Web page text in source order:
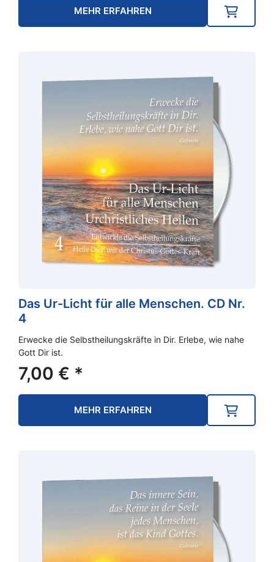
MEHR ERFAHREN
Das Ur-Licht für alle Menschen. CD Nr.
4
Erwecke die Selbstheilungskräfte in Dir. Erlebe, wie nahe
Gott Dir ist.
7,00 € *
MEHR ERFAHREN